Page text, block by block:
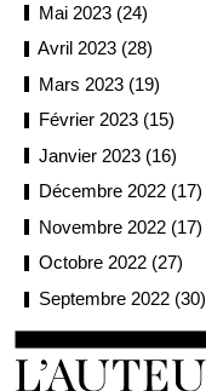
Mai 2023 (24)
Avril 2023 (28)
Mars 2023 (19)
Février 2023 (15)
Janvier 2023 (16)
Décembre 2022 (17)
Novembre 2022 (17)
Octobre 2022 (27)
Septembre 2022 (30)